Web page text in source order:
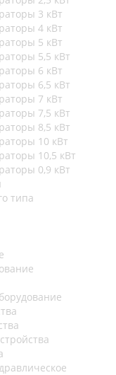
3 кВт
4 кВт
5 кВт
5,5 кВт
6 кВт
6,5 кВт
7 кВт
7,5 кВт
8,5 кВт
10 кВт
10,5 кВт
0,9 кВт
типа